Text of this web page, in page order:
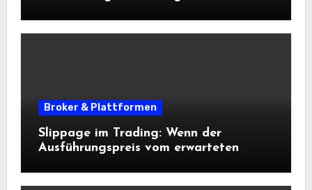
Broker & Plattformen
Slippage im Trading: Wenn der
Ausführungspreis vom erwarteten